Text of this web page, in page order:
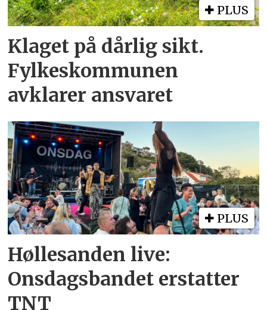
PLUS
Klaget på dårlig sikt.
Fylkeskommunen
avklarer ansvaret
PLUS
Høllesanden live:
Onsdagsbandet erstatter
TNT